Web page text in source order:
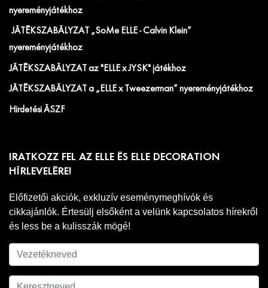
nyereményjátékhoz
JÁTÉKSZABÁLYZAT „SoMe ELLE - Calvin Klein”
nyereményjátékhoz
JÁTÉKSZABÁLYZAT az "ELLE x JYSK" játékhoz
JÁTÉKSZABÁLYZAT a „ELLE x Tweezerman” nyereményjátékhoz
Hirdetési ÁSZF
IRATKOZZ FEL AZ ELLE ÉS ELLE DECORATION
HÍRLEVELÉRE!
Előfizetői akciók, exkluzív eseménymeghívók és
cikkajánlók. Értesülj elsőként a velünk kapcsolatos hírekről
és less be a kulisszák mögé!